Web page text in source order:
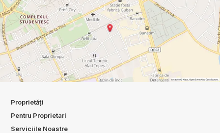
Proprietăți
Pentru Proprietari
Serviciile Noastre